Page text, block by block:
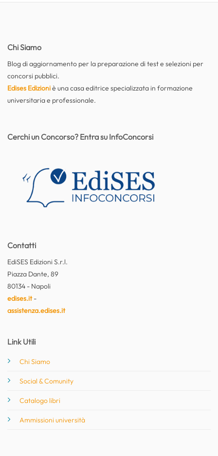
Chi Siamo
Blog di aggiornamento per la preparazione di test e selezioni per
concorsi pubblici.
Edises Edizioniè una casa editrice specializzata in formazione
universitaria e professionale.
Contatti
EdiSES Edizioni S.r.l.
Piazza Dante, 89
80134 - Napoli
edises.it-
assistenza.edises.it
Link Utili
Chi Siamo
Social & Comunity
Catalogo libri
Ammissioni università
Cerchi un Concorso? Entra su InfoConcorsi